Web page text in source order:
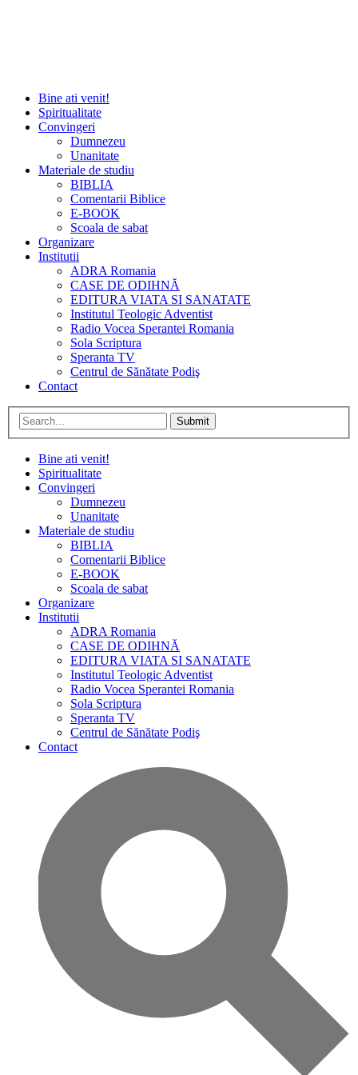
Bine ati venit!
Spiritualitate
Convingeri
Dumnezeu
Unanitate
Materiale de studiu
BIBLIA
Comentarii Biblice
E-BOOK
Scoala de sabat
Organizare
Institutii
ADRA Romania
CASE DE ODIHNĂ
EDITURA VIATA SI SANATATE
Institutul Teologic Adventist
Radio Vocea Sperantei Romania
Sola Scriptura
Speranta TV
Centrul de Sănătate Podiş
Contact
Submit
Bine ati venit!
Spiritualitate
Convingeri
Dumnezeu
Unanitate
Materiale de studiu
BIBLIA
Comentarii Biblice
E-BOOK
Scoala de sabat
Organizare
Institutii
ADRA Romania
CASE DE ODIHNĂ
EDITURA VIATA SI SANATATE
Institutul Teologic Adventist
Radio Vocea Sperantei Romania
Sola Scriptura
Speranta TV
Centrul de Sănătate Podiş
Contact